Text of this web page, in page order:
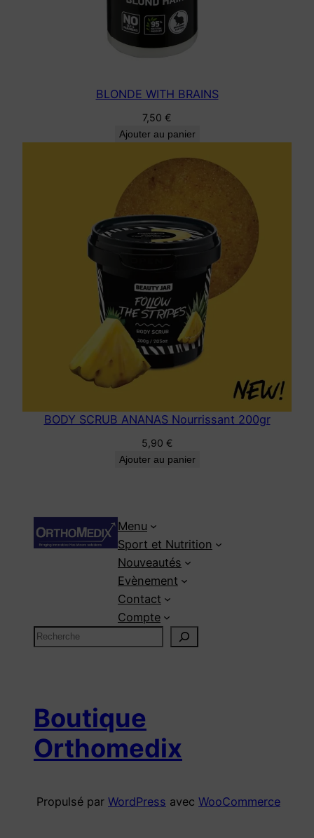
BLONDE WITH BRAINS
7,50 €
Ajouter au panier
BODY SCRUB ANANAS Nourrissant 200gr
5,90 €
Ajouter au panier
Menu
Sport et Nutrition
Nouveautés
Evènement
Contact
Compte
R
e
r
c
h
Boutique
Orthomedix
Propulsé par WordPress avec WooCommerce